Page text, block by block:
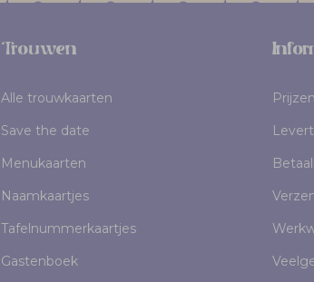
Trouwen
Alle trouwkaarten
Save the date
Menukaarten
Naamkaartjes
Tafelnummerkaartjes
Gastenboek
Prijzen